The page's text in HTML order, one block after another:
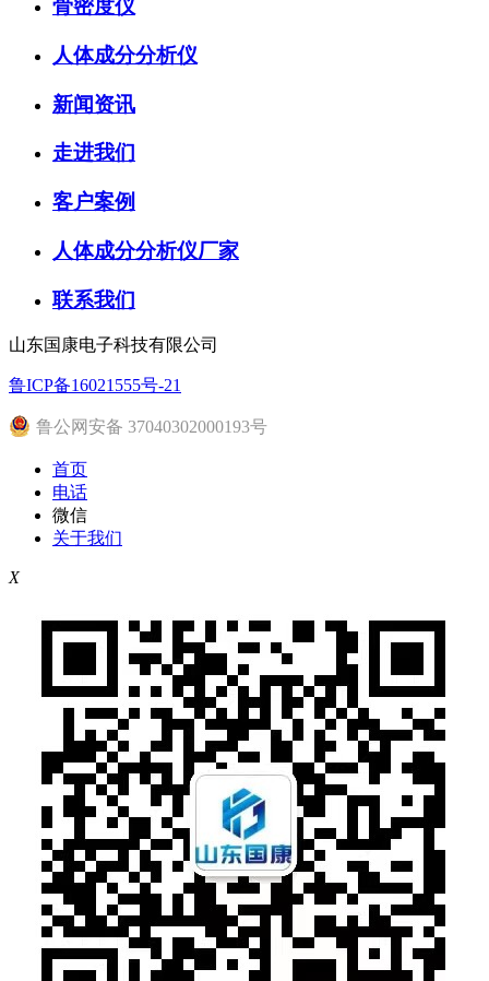
骨密度仪
人体成分分析仪
新闻资讯
走进我们
客户案例
人体成分分析仪厂家
联系我们
山东国康电子科技有限公司
鲁ICP备16021555号-21
鲁公网安备 37040302000193号
首页
电话
微信
关于我们
X